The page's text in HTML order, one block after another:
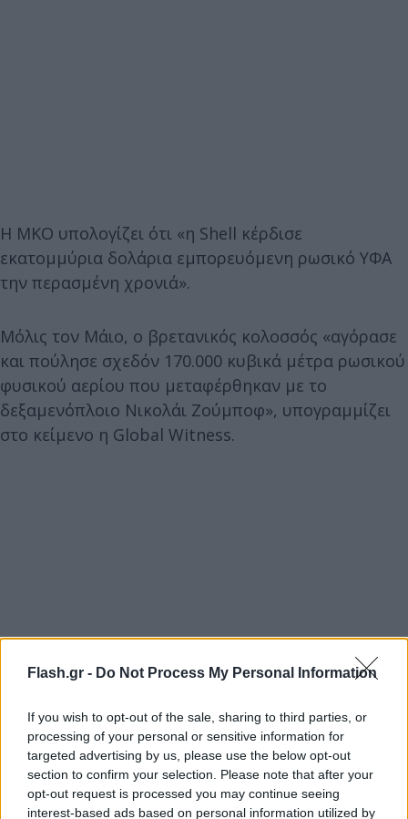
Flash.gr - Do Not Process My Personal Information
If you wish to opt-out of the sale, sharing to third parties, or
processing of your personal or sensitive information for
targeted advertising by us, please use the below opt-out
section to confirm your selection. Please note that after your
opt-out request is processed you may continue seeing
interest-based ads based on personal information utilized by
Η ΜΚΟ υπολογίζει ότι «η Shell κέρδισε
εκατομμύρια δολάρια εμπορευόμενη ρωσικό ΥΦΑ
την περασμένη χρονιά».
Μόλις τον Μάιο, ο βρετανικός κολοσσός «αγόρασε
και πούλησε σχεδόν 170.000 κυβικά μέτρα ρωσικού
φυσικού αερίου που μεταφέρθηκαν με το
δεξαμενόπλοιο Νικολάι Ζούμποφ», υπογραμμίζει
στο κείμενο η Global Witness.